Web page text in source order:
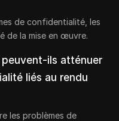
de confidentialité, les
de la mise en œuvre.
ils atténuer
liés au rendu
les problèmes de